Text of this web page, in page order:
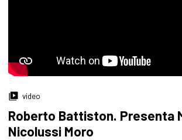
video
Roberto Battiston. Presenta
Nicolussi Moro